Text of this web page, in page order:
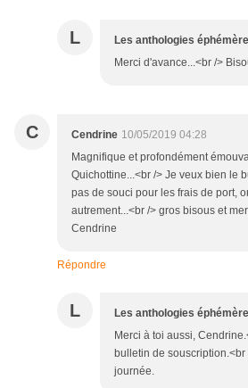
L Les anthologies
Merci d'avance...<br />
C Cendrine 10/05/2019 04:28
Magnifique et profondément
Quichottine...<br /> Je veux bien le
pas de souci pour les frais de port,
autrement...<br /> gros bisous et
Cendrine
Répondre
L Les anthologies
Merci à toi aussi,
bulletin de
journée.